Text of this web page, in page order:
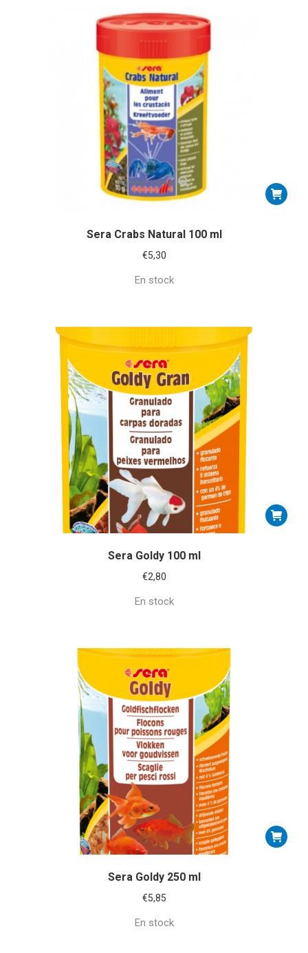
Sera Crabs Natural 100 ml
€5,30
En stock
Sera Goldy 100 ml
€2,80
En stock
Sera Goldy 250 ml
€5,85
En stock